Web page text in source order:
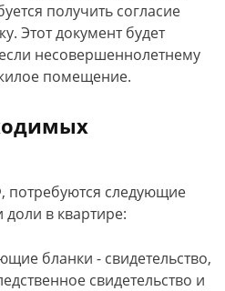
получить согласие
Этот документ будет
несовершеннолетнему
помещение.
потребуются следующие
в квартире:
бланки - свидетельство,
свидетельство и